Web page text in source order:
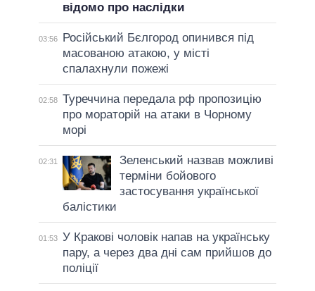
відомо про наслідки
03:56
Російський Бєлгород опинився під
масованою атакою, у місті
спалахнули пожежі
02:58 Туреччина передала рф пропозицію
про мораторій на атаки в Чорному
морі
02:31
Зеленський назвав можливі
терміни бойового
застосування української
балістики
01:53 У Кракові чоловік напав на українську
пару, а через два дні сам прийшов до
поліції